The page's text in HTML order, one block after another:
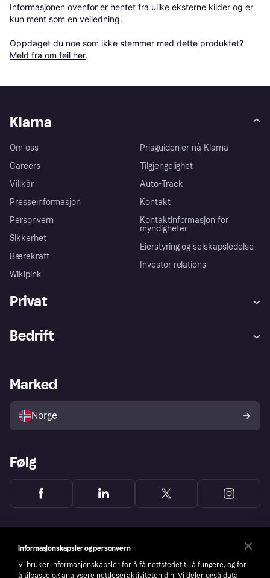
Informasjonen ovenfor er hentet fra ulike eksterne kilder og er
kun ment som en veiledning.
Oppdaget du noe som ikke stemmer med dette produktet?
Meld fra om feil her.
Klarna
Om oss
Careers
Villkår
Presseinformasjon
Personvern
Sikkerhet
Bærekraft
Wikipink
Prisguiden er nå Klarna
Tilgjengelighet
Auto-Track
Kontakt
Kontaktinformasjon for
myndigheter
Eierstyring og selskapsledelse
Investor relations
Privat
Utforsk butikker
Bedrift
Merchant portal
Marked
Norge
Følg
Informasjonskapsler og personvern
Vi bruker informasjonskapsler for å få nettstedet til å fungere, og for
å tilpasse og analysere nettleseraktiviteten din. Vi deler også data